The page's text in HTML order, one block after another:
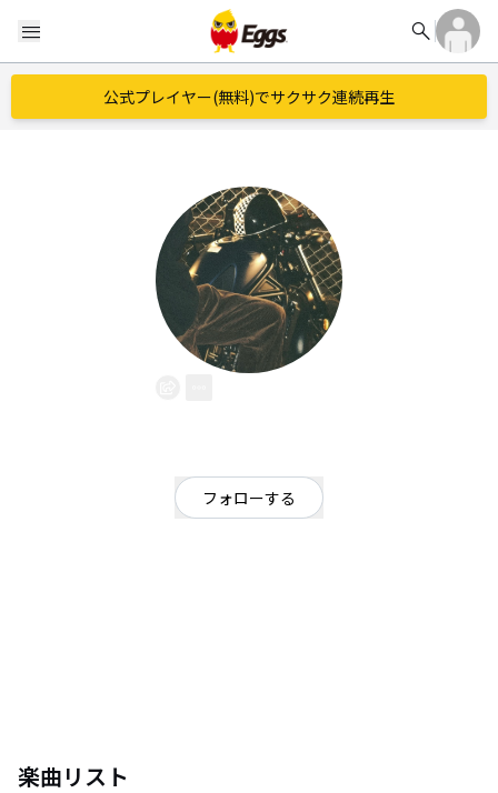
menu search
公式プレイヤー(無料)でサクサク連続再生
フォローする
楽曲リスト